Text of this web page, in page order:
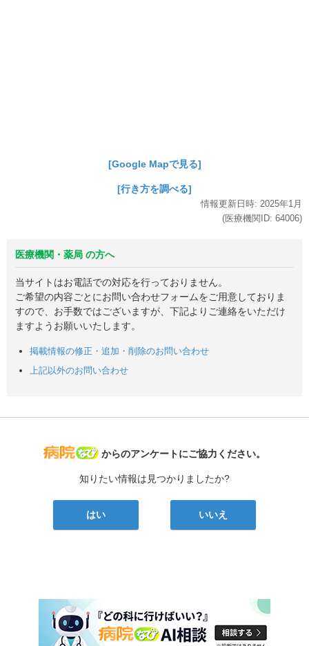
[Google Mapで見る]
[行き方を調べる]
情報更新日時: 2025年1月
(医療機関ID: 64006)
医療機関・薬局 の方へ
当サイトはお電話での対応を行っておりません。
ご希望の内容ごとにお問い合わせフォームをご用意しておりま
すので、お手数ではございますが、下記よりご連絡をいただけ
ますようお願いいたします。
掲載情報の修正・追加・削除のお問い合わせ
上記以外のお問い合わせ
病院なび
からのアンケートにご協力ください。
知りたい情報は見つかりましたか?
はい いいえ